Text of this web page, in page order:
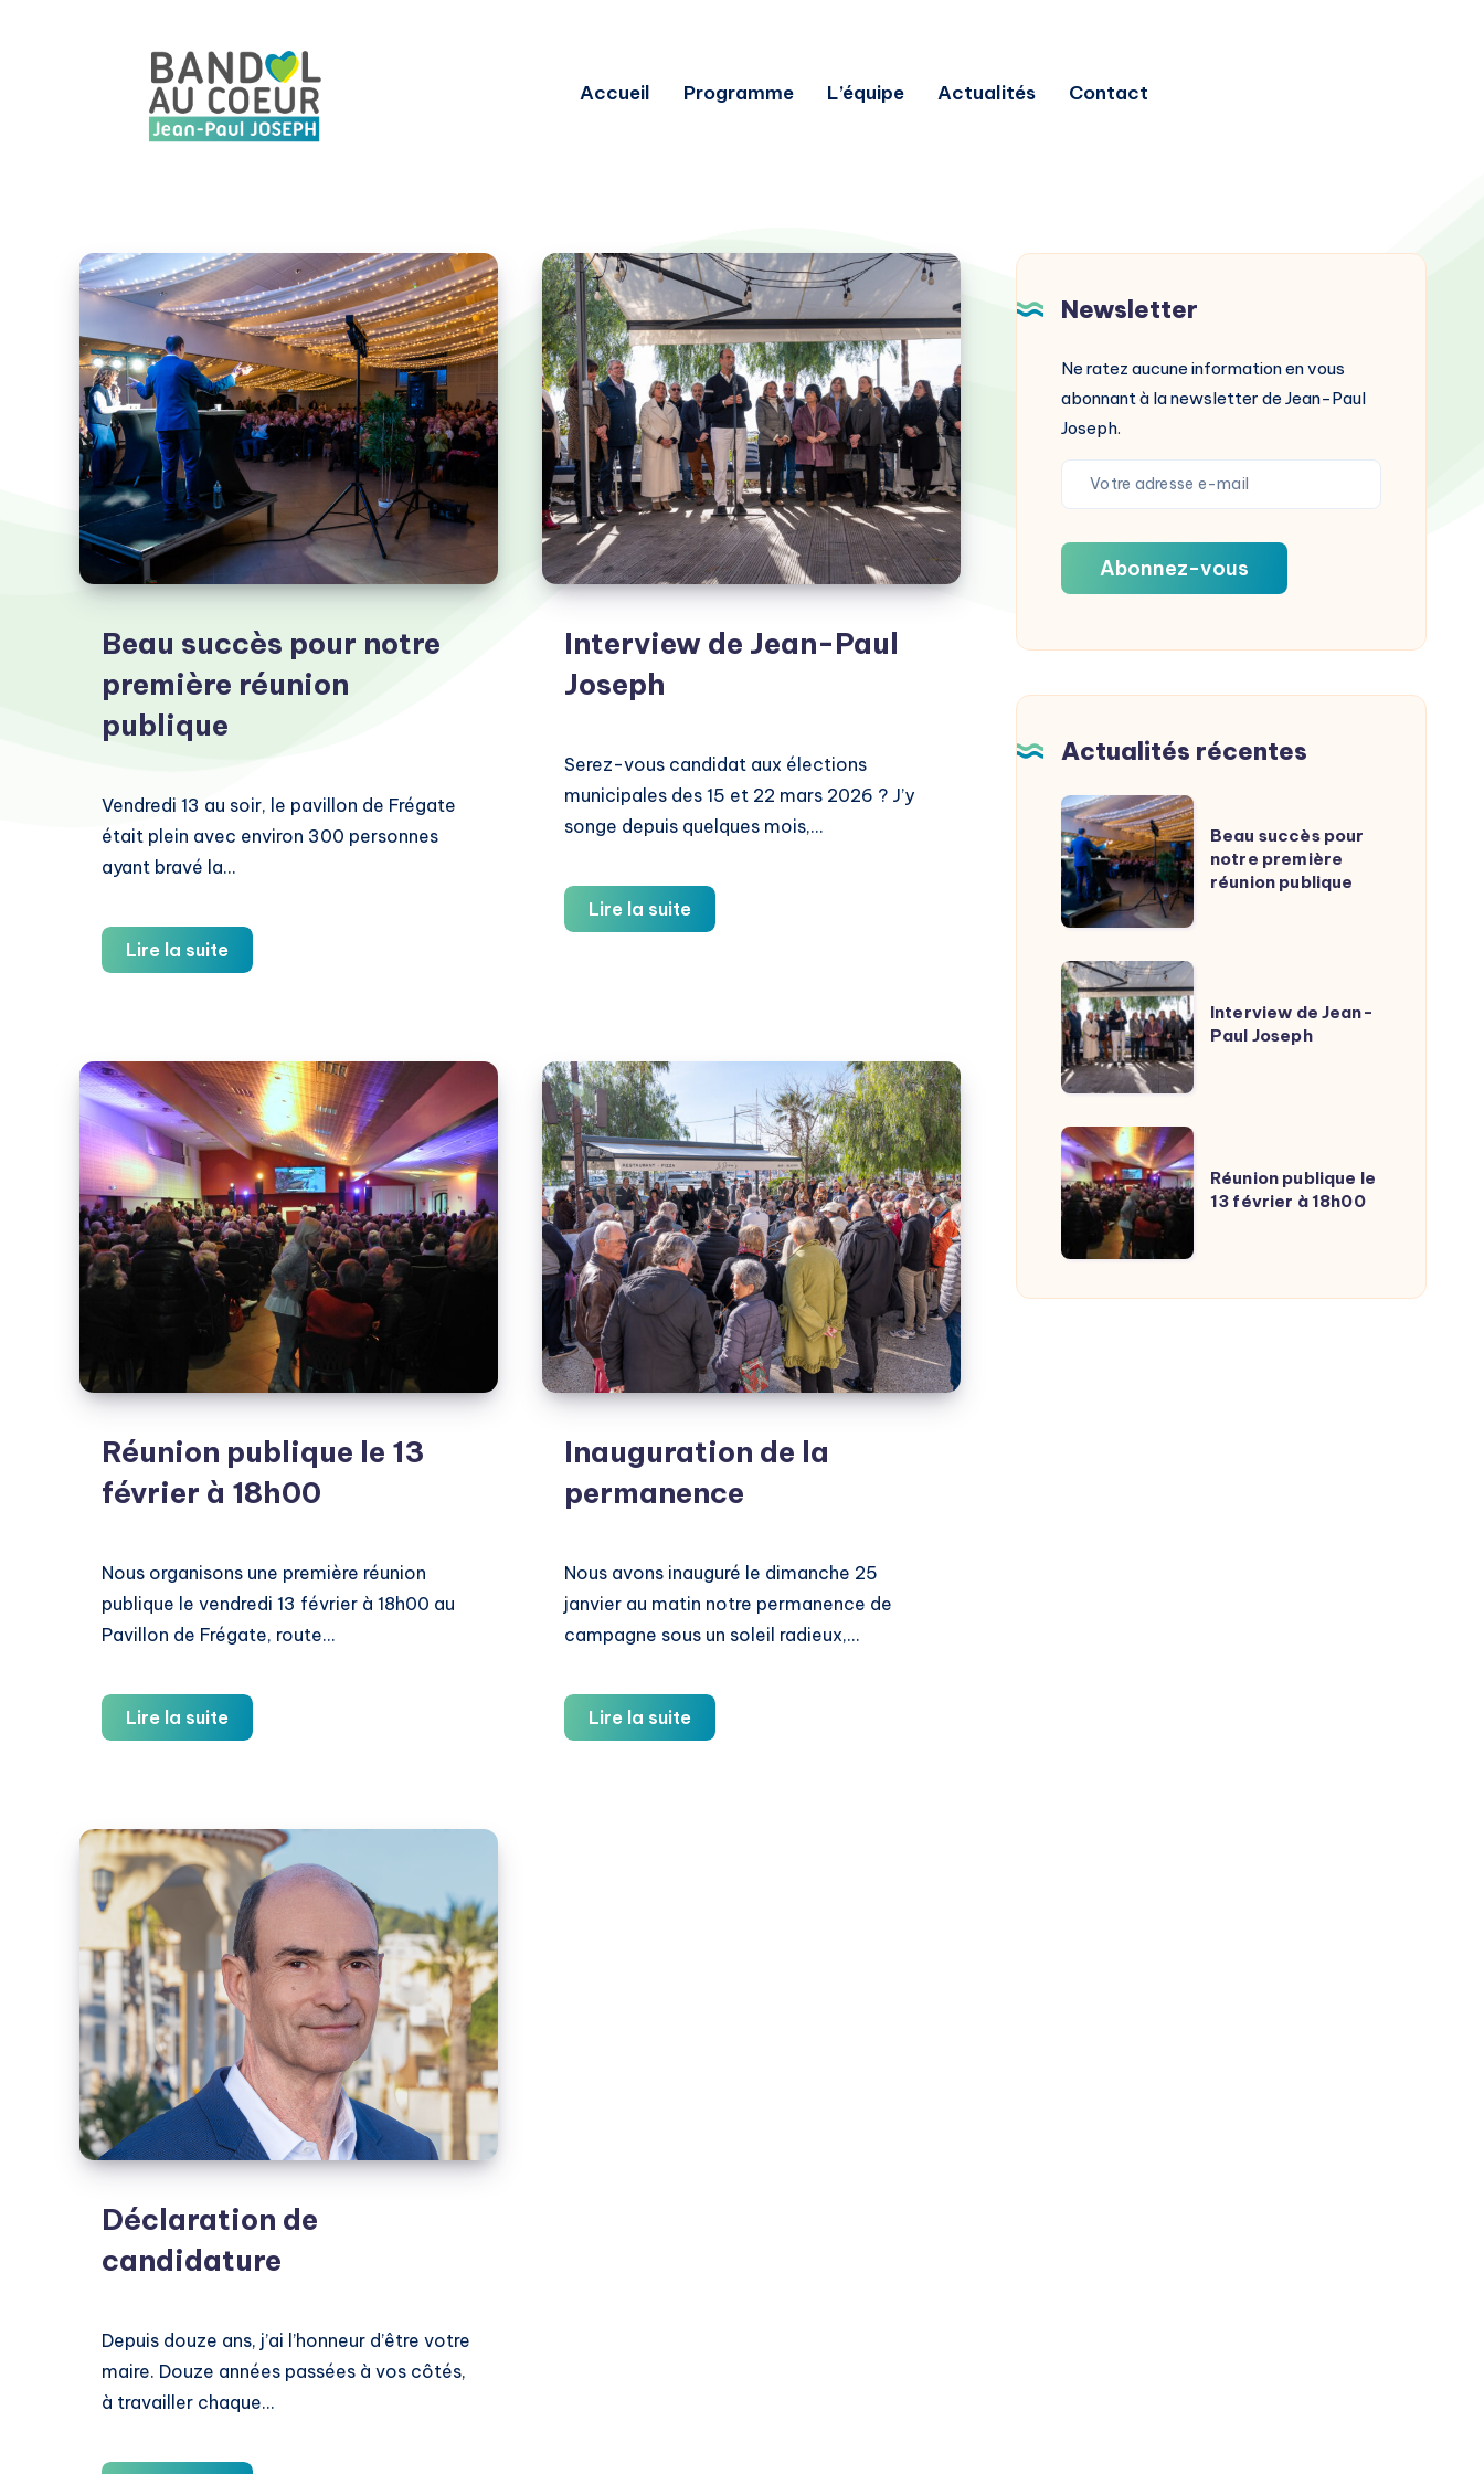
Accueil Programme L’équipe Actualités Contact
Beau succès pour notre
première réunion
publique
Vendredi 13 au soir, le pavillon de Frégate
était plein avec environ 300 personnes
ayant bravé la…
Lire la suiteBeau
succès
première
réunion
publique
Interview de Jean-Paul
Joseph
Serez-vous candidat aux élections
municipales des 15 et 22 mars 2026 ? J’y
songe depuis quelques mois,…
Lire la suiteInterview
de
Réunion publique le 13
février à 18h00
Nous organisons une première réunion
publique le vendredi 13 février à 18h00 au
Pavillon de Frégate, route…
Lire la suiteRéunion
publique
février
18h00
Inauguration de la
permanence
Nous avons inauguré le dimanche 25
janvier au matin notre permanence de
campagne sous un soleil radieux,…
Lire la suiteInauguration
de
Déclaration de
candidature
Depuis douze ans, j’ai l’honneur d’être votre
maire. Douze années passées à vos côtés,
à travailler chaque…
Newsletter
Ne ratez aucune information en vous
abonnant à la newsletter de Jean-Paul
Joseph.
Actualités récentes
Beau
succès
pour
notre
première
réunion
publique
Beau succès pour
notre première
réunion publique
Interview
de
Jean-
Paul
Joseph
Interview de Jean-
Paul Joseph
Réunion
publique
le
février
à
Réunion publique le
13 février à 18h00